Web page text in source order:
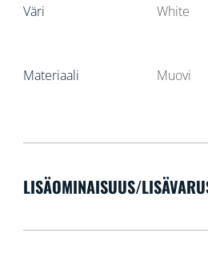
Väri White
Materiaali Muovi
LISÄOMINAISUUS/